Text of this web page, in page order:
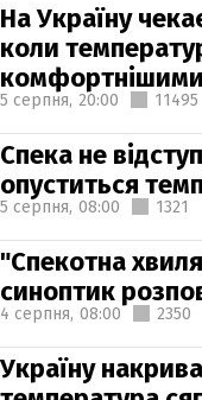
На Україну
коли
комфортнішими
5 серпня, 20:00 11495
Спека не
опуститься
5 серпня, 08:00 1321
"Спекотна
синоптик
4 серпня, 08:00 2350
Україну